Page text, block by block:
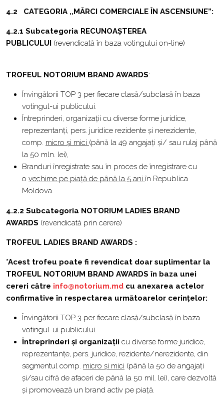
4.2 CATEGORIA ,,MĂRCI COMERCIALE ÎN ASCENSIUNE”:
4.2.1 Subcategoria RECUNOAȘTEREA
PUBLICULUI (revendicată în baza votingului on-line)
TROFEUL NOTORIUM BRAND AWARDS:
Învingătorii TOP 3 per fiecare clasă/subclasă în baza
votingul-ui publicului.
Întreprinderi, organizații cu diverse forme juridice,
reprezentanți, pers. juridice rezidente și nerezidente,
comp. micro și mici (până la 49 angajați și/ sau rulaj până
la 50 mln. lei),
Branduri înregistrate sau în proces de înregistrare cu
o vechime pe piață de până la 5 ani în Republica
Moldova.
4.2.2 Subcategoria NOTORIUM LADIES BRAND
AWARDS (revendicată prin cerere)
TROFEUL LADIES BRAND AWARDS :
*Acest trofeu poate fi revendicat doar suplimentar la
TROFEUL NOTORIUM BRAND AWARDS în baza unei
cereri către info@notorium.md cu anexarea actelor
confirmative în respectarea următoarelor cerințelor:
Învingătorii TOP 3 per fiecare clasă/subclasă în baza
votingul-ui publicului.
Întreprinderi și organizații cu diverse forme juridice,
reprezentanțe, pers. juridice, rezidente/nerezidente, din
segmentul comp. micro și mici (până la 50 de angajați
și/sau cifră de afaceri de până la 50 mil. lei), care dezvoltă
și promovează un brand activ pe piață.